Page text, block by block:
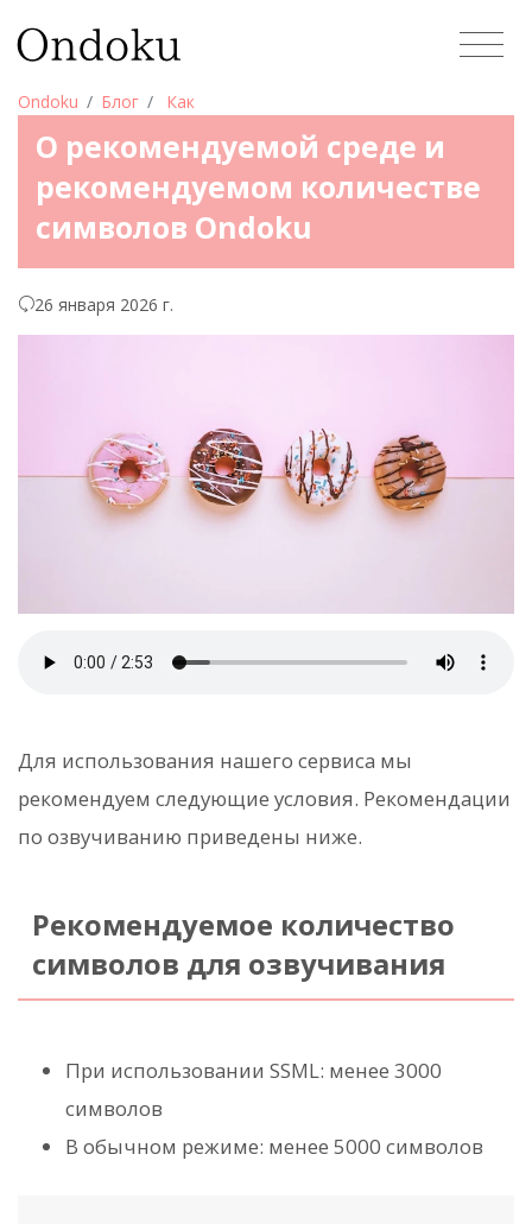
Ondoku Блог Как
О рекомендуемой среде и
рекомендуемом количестве
символов Ondoku
26 января 2026 г.
Для использования нашего сервиса мы
рекомендуем следующие условия. Рекомендации
по озвучиванию приведены ниже.
Рекомендуемое количество
символов для озвучивания
При использовании SSML: менее 3000
символов
В обычном режиме: менее 5000 символов